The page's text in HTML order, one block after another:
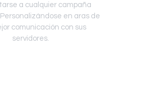
a cualquier campaña
en aras de
comunicación con sus
servidores.